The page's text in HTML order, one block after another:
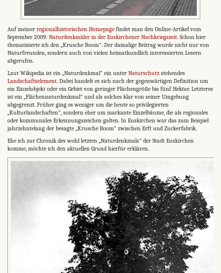
Auf meiner regionalhistorischen Homepage findet man den Online-Artikel vom
September 2009: Naturdenkmäler in der Euskirchener Nachkriegszeit. Schon hier
thematisierte ich den „Krusche Boom". Der damalige Beitrag wurde nicht nur von
Naturfreunden, sondern auch von vielen heimatkundlich interessierten Lesern
abgerufen.
Laut Wikipedia ist ein „Naturdenkmal" ein unter Naturschutz stehendes
Landschaftselement. Dabei handelt es sich nach der gegenwärtigen Definition um
ein Einzelobjekt oder ein Gebiet von geringer Flächengröße bis fünf Hektar. Letzteres
ist ein „Flächennaturdenkmal" und als solches klar von seiner Umgebung
abgegrenzt. Früher ging es weniger um die heute so privilegierten
„Kulturlandschaften", sondern eher um markante Einzelbäume, die als regionales
oder kommunales Erkennungszeichen galten. In Euskirchen war das zum Beispiel
jahrzehntelang der besagte „Krusche Boom" zwischen Erft und Zuckerfabrik.
Ehe ich zur Chronik des wohl letzten „Naturdenkmals" der Stadt Euskirchen
komme, möchte ich den aktuellen Grund hierfür erklären.